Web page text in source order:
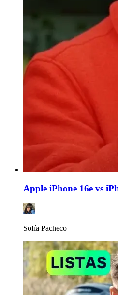
Apple iPhone 16e vs
Sofía Pacheco